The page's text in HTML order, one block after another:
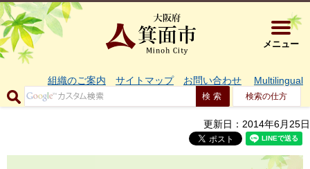
大阪府箕
メニュー
組織のご案内 サイトマップ お問い合わせ Multilingual
検索の仕方
更新日：2014年6月25日